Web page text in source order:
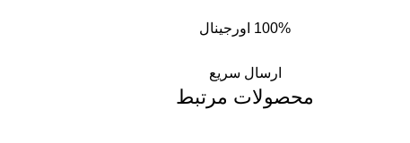
100% اورجینال
ارسال سریع
محصولات مرتبط